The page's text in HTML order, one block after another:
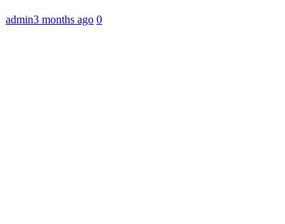
admin3 months ago 0